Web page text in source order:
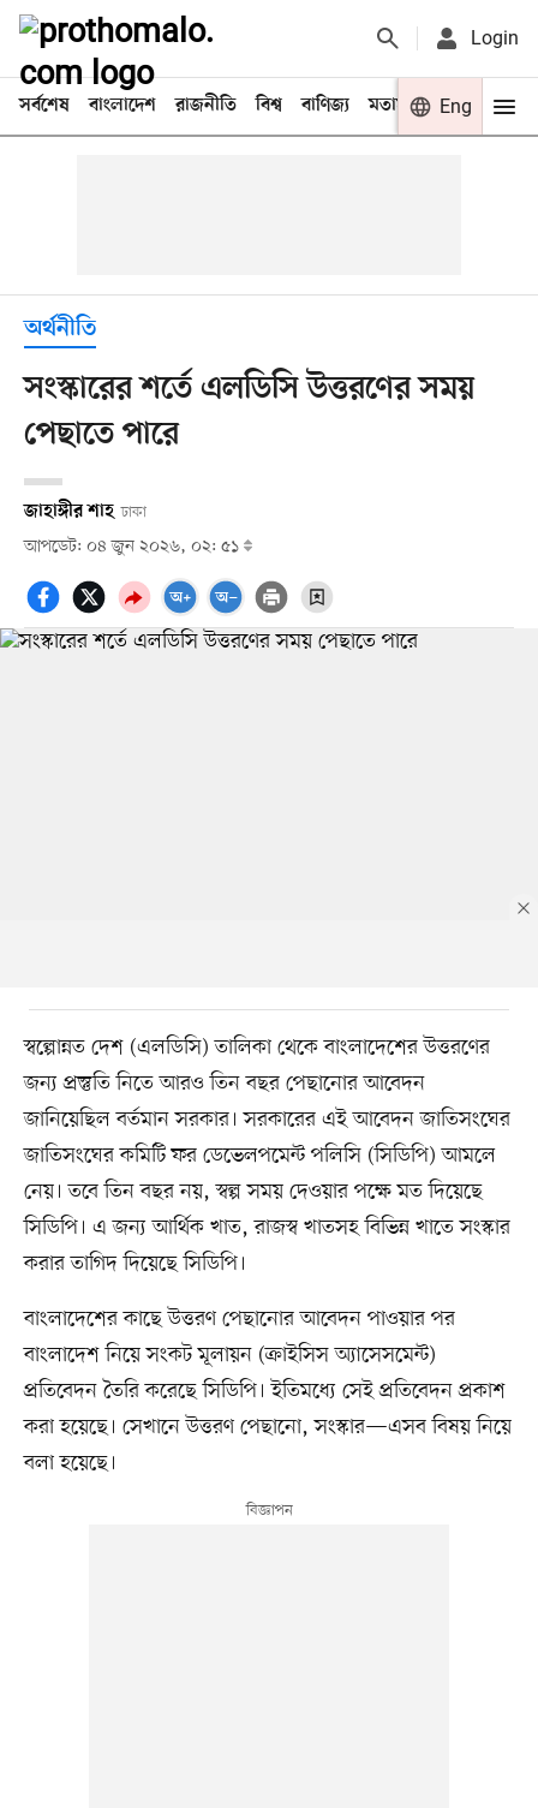
Login
সর্বশেষ বাংলাদেশ রাজনীতি বিশ্ব বাণিজ্য মতামত খেলা
Eng
অর্থনীতি
সংস্কারের শর্তে এলডিসি উত্তরণের সময়
পেছাতে পারে
জাহাঙ্গীর শাহ ঢাকা
আপডেট: ০৪ জুন ২০২৬, ০২: ৫১
স্বল্পোন্নত দেশ (এলডিসি) তালিকা থেকে বাংলাদেশের উত্তরণের
জন্য প্রস্তুতি নিতে আরও তিন বছর পেছানোর আবেদন
জানিয়েছিল বর্তমান সরকার। সরকারের এই আবেদন জাতিসংঘের
জাতিসংঘের কমিটি ফর ডেভেলপমেন্ট পলিসি (সিডিপি) আমলে
নেয়। তবে তিন বছর নয়, স্বল্প সময় দেওয়ার পক্ষে মত দিয়েছে
সিডিপি। এ জন্য আর্থিক খাত, রাজস্ব খাতসহ বিভিন্ন খাতে সংস্কার
করার তাগিদ দিয়েছে সিডিপি।
বাংলাদেশের কাছে উত্তরণ পেছানোর আবেদন পাওয়ার পর
বাংলাদেশ নিয়ে সংকট মূলায়ন (ক্রাইসিস অ্যাসেসমেন্ট)
প্রতিবেদন তৈরি করেছে সিডিপি। ইতিমধ্যে সেই প্রতিবেদন প্রকাশ
করা হয়েছে। সেখানে উত্তরণ পেছানো, সংস্কার—এসব বিষয় নিয়ে
বলা হয়েছে।